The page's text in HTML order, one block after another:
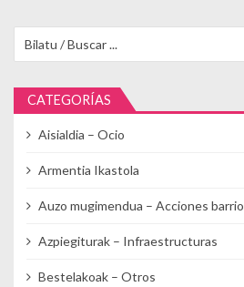
CATEGORÍAS
Aisialdia – Ocio
Armentia Ikastola
Auzo mugimendua – Acciones barrio
Azpiegiturak – Infraestructuras
Bestelakoak – Otros